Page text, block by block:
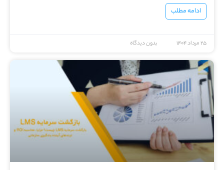
ادامه مطلب
۲۵ مرداد ۱۴۰۴ بدون دیدگاه